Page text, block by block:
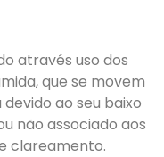
através uso dos
que se movem
ao seu baixo
não associado aos
clareamento.